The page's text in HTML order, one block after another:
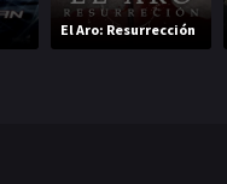
El Aro: Resurrección